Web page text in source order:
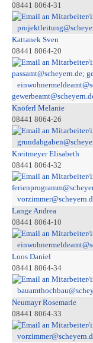
08441 8064-31
Kattanek Sven
08441 8064-20
Knöferl Melanie
08441 8064-26
Kreitmeyer Elisabeth
08441 8064-32
Lange Andrea
08441 8064-10
Loos Daniel
08441 8064-34
Neumayr Rosemarie
08441 8064-33